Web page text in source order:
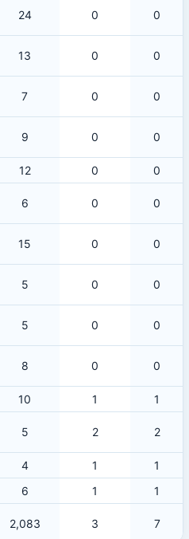
24 0 0
13 0 0
7 0 0
9 0 0
12 0
0
6 0 0
15 0 0
5 0 0
5 0 0
8 0 0
10 1
1
5 2 2
4 1
1
6 1
1
2,083 3 7